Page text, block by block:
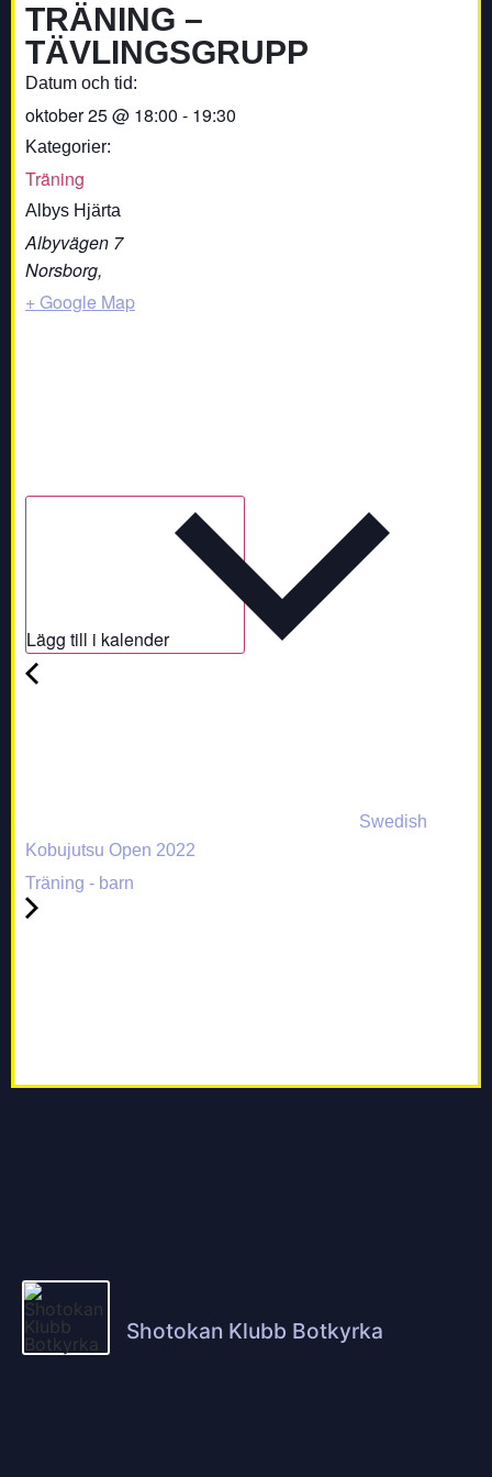
TRÄNING –
TÄVLINGSGRUPP
Datum och tid:
oktober 25@ 18:00 - 19:30
Kategorier:
Träning
Albys Hjärta
Albyvägen 7
Norsborg,
+ Google Map
Lägg till i kalender
Swedish
Kobujutsu Open 2022
Träning - barn
Shotokan Klubb Botkyrka